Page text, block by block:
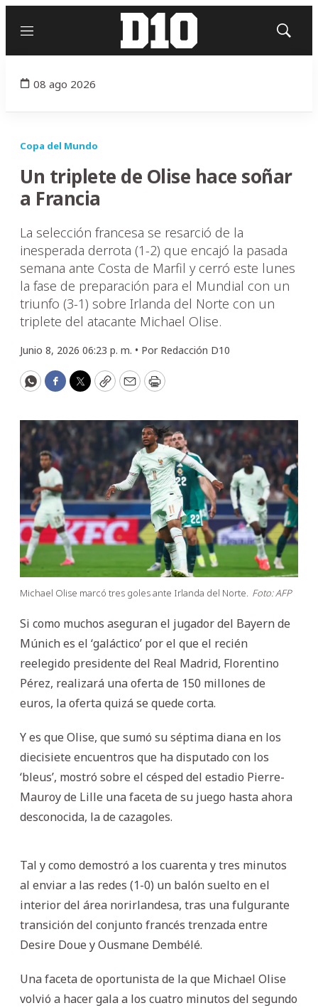
Menú
Mostrar
08 ago 2026
Copa del Mundo
Un triplete de Olise hace soñar
a Francia
La selección francesa se resarció de la
inesperada derrota (1-2) que encajó la pasada
semana ante Costa de Marfil y cerró este lunes
la fase de preparación para el Mundial con un
triunfo (3-1) sobre Irlanda del Norte con un
triplete del atacante Michael Olise.
Junio 8, 2026 06:23 p. m. • Por Redacción D10
WhatsApp
Facebook
Twitter
CopyEmailPrint
Michael Olise marcó tres goles ante Irlanda del Norte. Foto: AFP
Si como muchos aseguran el jugador del Bayern de
Múnich es el ‘galáctico’ por el que el recién
reelegido presidente del Real Madrid, Florentino
Pérez, realizará una oferta de 150 millones de
euros, la oferta quizá se quede corta.
Y es que Olise, que sumó su séptima diana en los
diecisiete encuentros que ha disputado con los
‘bleus’, mostró sobre el césped del estadio Pierre-
Mauroy de Lille una faceta de su juego hasta ahora
desconocida, la de cazagoles.
Tal y como demostró a los cuarenta y tres minutos
al enviar a las redes (1-0) un balón suelto en el
interior del área norirlandesa, tras una fulgurante
transición del conjunto francés trenzada entre
Desire Doue y Ousmane Dembélé.
Una faceta de oportunista de la que Michael Olise
volvió a hacer gala a los cuatro minutos del segundo